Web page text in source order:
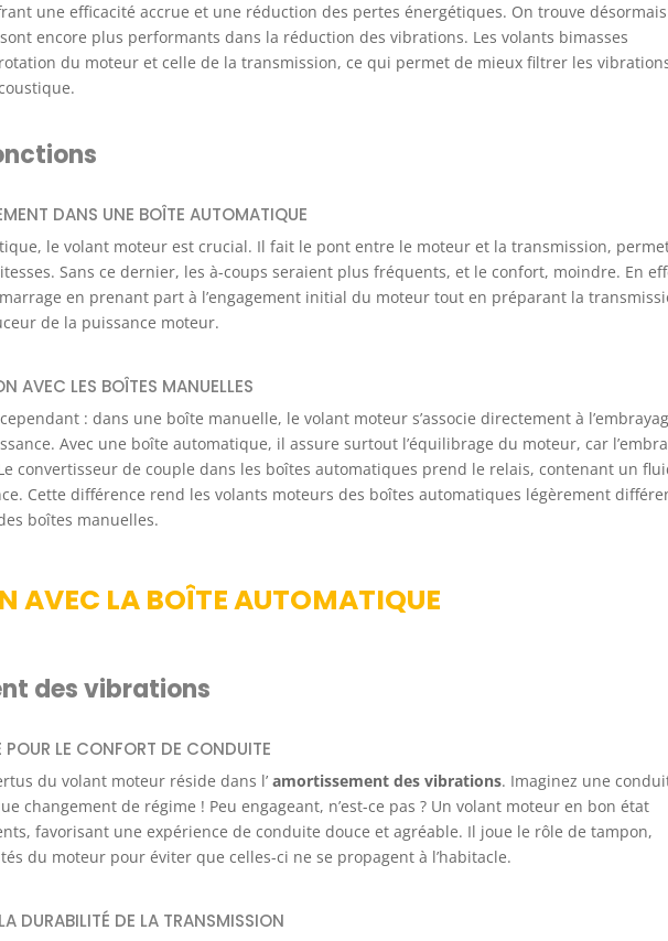
une efficacité accrue et une réduction des pertes énergétiques. On trouve
encore plus performants dans la réduction des vibrations. Les volants bimasses
du moteur et celle de la transmission, ce qui permet de mieux filtrer les
DANS UNE BOÎTE AUTOMATIQUE
le volant moteur est crucial. Il fait le pont entre le moteur et la transmission,
Sans ce dernier, les à-coups seraient plus fréquents, et le confort, moindre. En
en prenant part à l’engagement initial du moteur tout en préparant la
de la puissance moteur.
AVEC LES BOÎTES MANUELLES
: dans une boîte manuelle, le volant moteur s’associe directement à
Avec une boîte automatique, il assure surtout l’équilibrage du moteur, car
convertisseur de couple dans les boîtes automatiques prend le relais, contenant un
Cette différence rend les volants moteurs des boîtes automatiques légèrement
boîtes manuelles.
AVEC LA BOÎTE AUTOMATIQUE
des vibrations
LE CONFORT DE CONDUITE
du volant moteur réside dans l’ amortissement des vibrations. Imaginez une
changement de régime ! Peu engageant, n’est-ce pas ? Un volant moteur en bon état
favorisant une expérience de conduite douce et agréable. Il joue le rôle de tampon,
du moteur pour éviter que celles-ci ne se propagent à l’habitacle.
DURABILITÉ DE LA TRANSMISSION